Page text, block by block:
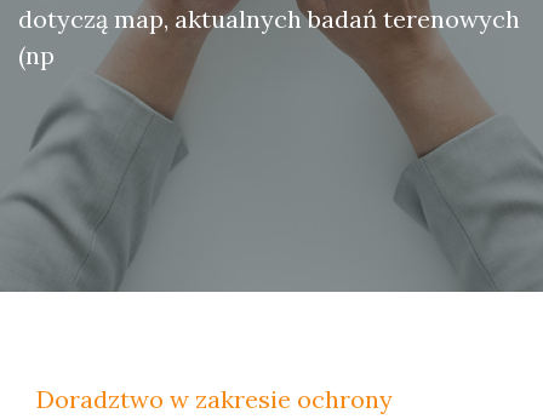
dotyczą map, aktualnych badań terenowych
(np
Doradztwo w zakresie ochrony